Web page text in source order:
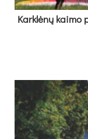
Kark­lė­nų kai­mo